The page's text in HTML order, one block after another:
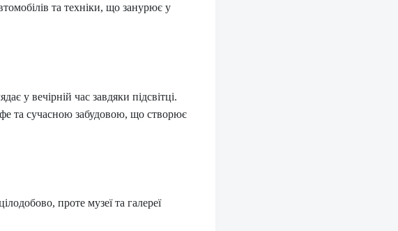
та техніки, що занурює у
у вечірній час завдяки підсвітці.
та сучасною забудовою, що створює
проте музеї та галереї